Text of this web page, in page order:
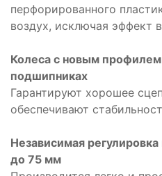
перфорированного
воздух, исключая эффект
Колеса с новым профилем
подшипниках
Гарантируют хорошее
обеспечивают
Независимая
до 75 мм